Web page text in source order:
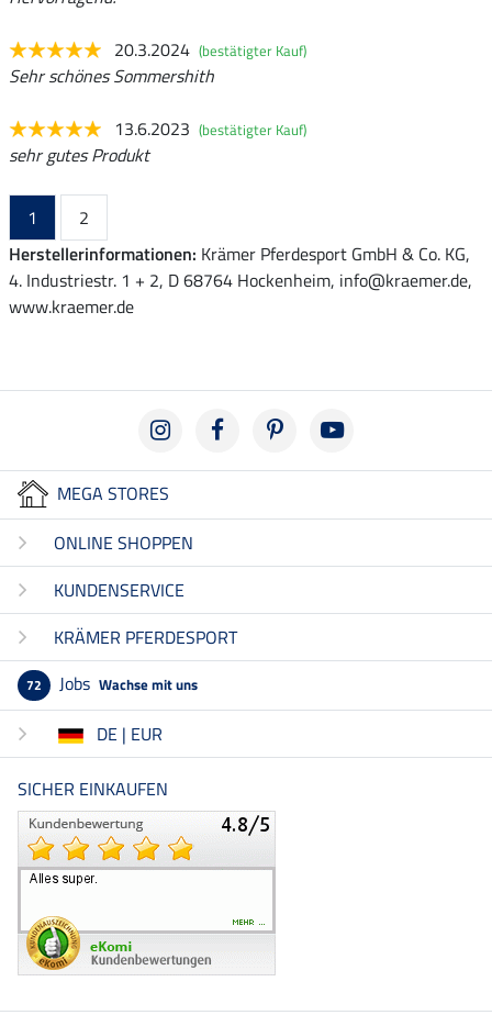
20.3.2024 (bestätigter Kauf)
Sehr schönes Sommershith
13.6.2023 (bestätigter Kauf)
sehr gutes Produkt
1
2
Herstellerinformationen: Krämer Pferdesport GmbH & Co. KG,
4. Industriestr. 1 + 2, D 68764 Hockenheim, info@kraemer.de,
www.kraemer.de
MEGA STORES
ONLINE SHOPPEN
KUNDENSERVICE
KRÄMER PFERDESPORT
72 Jobs Wachse mit uns
DE | EUR
SICHER EINKAUFEN